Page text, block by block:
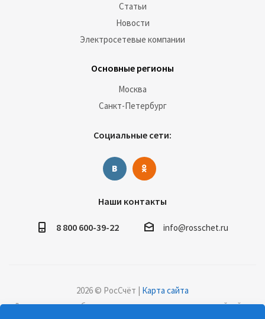
Статьи
Новости
Электросетевые компании
Основные регионы
Москва
Санкт-Петербург
Социальные сети:
Наши контакты
8 800 600-39-22 info@rosschet.ru
2026 © РосСчёт | Карта сайта
Дорогие клиенты, обращаем ваше внимание на то, что данный сайт и